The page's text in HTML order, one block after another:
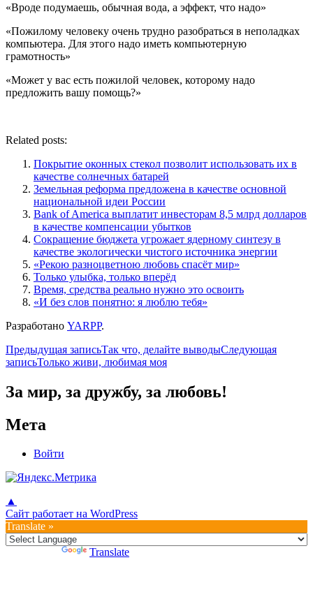
«Вроде подумаешь, обычная вода, а эффект, что надо»
«Пожилому человеку очень трудно разобраться в неполадках
компьютера. Для этого надо иметь компьютерную
грамотность»
«Может у вас есть пожилой человек, которому надо
предложить вашу помощь?»
Related posts:
Покрытие оконных стекол позволит использовать их в
качестве солнечных батарей
Земельная реформа предложена в качестве основной
национальной идеи России
Bank of America выплатит инвесторам 8,5 млрд долларов
в качестве компенсации убытков
Сокращение бюджета угрожает ядерному синтезу в
качестве экологически чистого источника энергии
«Рекою разноцветною любовь спасёт мир»
Только улыбка, только вперёд
Время, средства реально нужно это освоить
«И без слов понятно: я люблю тебя»
Разработано YARPP.
Навигация
по
записям
Предыдущая записьТак что, делайте выводыСледующая
записьТолько живи, любимая моя
За мир, за дружбу, за любовь!
Мета
Войти
▲
Сайт работает на WordPress
Translate »
Translate